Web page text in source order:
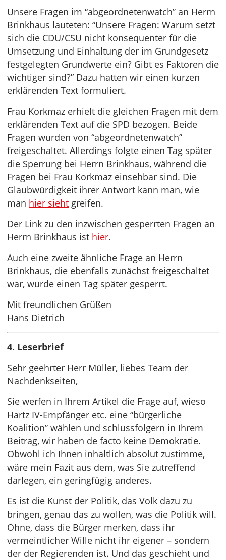
Unsere Fragen im “abgeordnetenwatch” an Herrn
Brinkhaus lauteten: “Unsere Fragen: Warum setzt
sich die CDU/CSU nicht konsequenter für die
Umsetzung und Einhaltung der im Grundgesetz
festgelegten Grundwerte ein? Gibt es Faktoren die
wichtiger sind?” Dazu hatten wir einen kurzen
erklärenden Text formuliert.
Frau Korkmaz erhielt die gleichen Fragen mit dem
erklärenden Text auf die SPD bezogen. Beide
Fragen wurden von “abgeordnetenwatch”
freigeschaltet. Allerdings folgte einen Tag später
die Sperrung bei Herrn Brinkhaus, während die
Fragen bei Frau Korkmaz einsehbar sind. Die
Glaubwürdigkeit ihrer Antwort kann man, wie
man hier sieht greifen.
Der Link zu den inzwischen gesperrten Fragen an
Herrn Brinkhaus ist hier.
Auch eine zweite ähnliche Frage an Herrn
Brinkhaus, die ebenfalls zunächst freigeschaltet
war, wurde einen Tag später gesperrt.
Mit freundlichen Grüßen
Hans Dietrich
4. Leserbrief
Sehr geehrter Herr Müller, liebes Team der
Nachdenkseiten,
Sie werfen in Ihrem Artikel die Frage auf, wieso
Hartz IV-Empfänger etc. eine “bürgerliche
Koalition” wählen und schlussfolgern in Ihrem
Beitrag, wir haben de facto keine Demokratie.
Obwohl ich Ihnen inhaltlich absolut zustimme,
wäre mein Fazit aus dem, was Sie zutreffend
darlegen, ein geringfügig anderes.
Es ist die Kunst der Politik, das Volk dazu zu
bringen, genau das zu wollen, was die Politik will.
Ohne, dass die Bürger merken, dass ihr
vermeintlicher Wille nicht ihr eigener – sondern
der der Regierenden ist. Und das geschieht und